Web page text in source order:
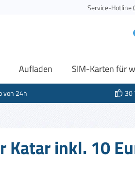
Service-Hotline
Aufladen SIM-Karten für
von 24h 30
Katar inkl. 10